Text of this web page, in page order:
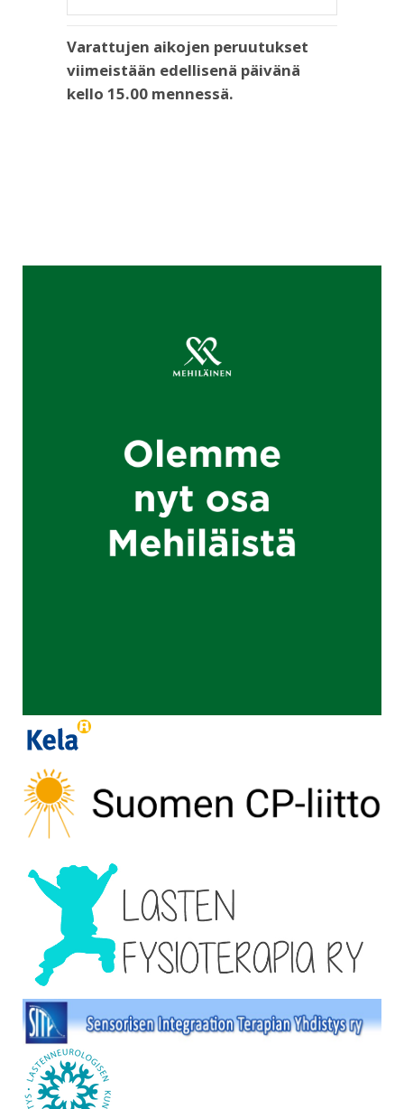
Varattujen aikojen peruutukset
viimeistään edellisenä päivänä
kello 15.00 mennessä.